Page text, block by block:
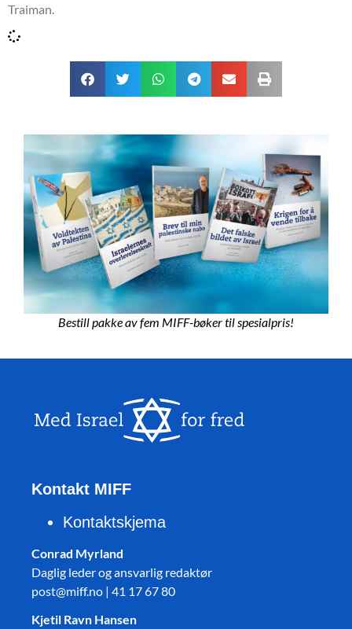
Traiman.
Bestill pakke av fem MIFF-bøker til spesialpris!
Kontakt MIFF
Kontaktskjema
Conrad Myrland
Daglig leder og ansvarlig redaktør
post@miff.no | 41 17 67 80
Kjetil Ravn Hansen